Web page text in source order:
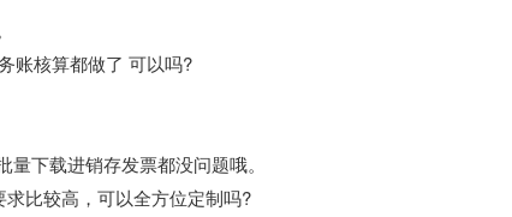
账核算都做了 可以吗?
下载进销存发票都没问题哦。
比较高，可以全方位定制吗?